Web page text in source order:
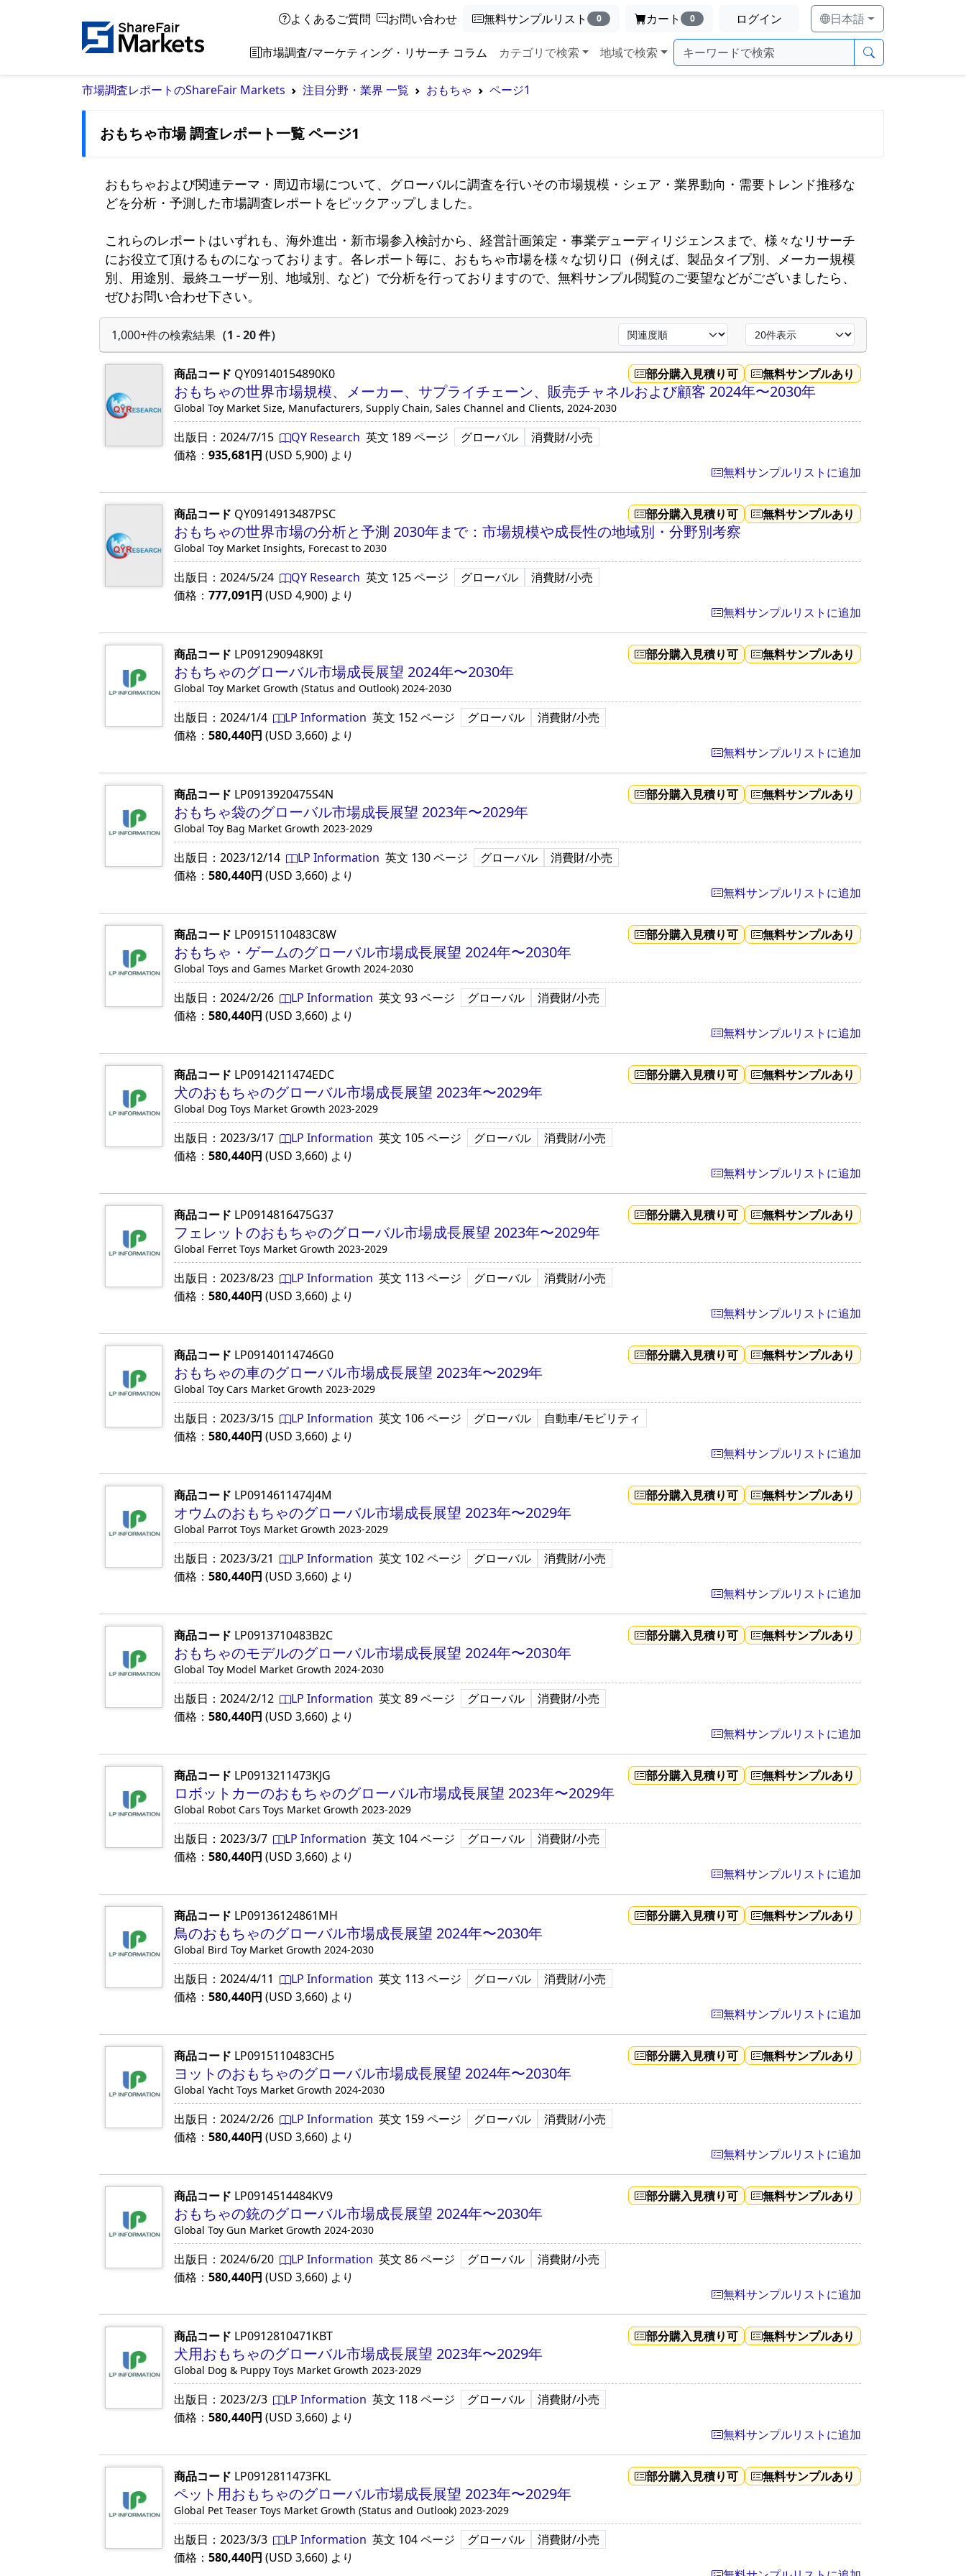
よくあるご質問 お問い合わせ 無料サンプルリスト 0 カート 0 ログイン 日本語
市場調査/マーケティング・リサーチ コラム カテゴリで検索 地域で検索
市場調査レポートのShareFair Markets 注目分野・業界 一覧 おもちゃ ページ1
おもちゃ市場 調査レポート一覧 ページ1
おもちゃおよび関連テーマ・周辺市場について、グローバルに調査を行いその市場規模・シェア・業界動向・需要トレンド推移な
どを分析・予測した市場調査レポートをピックアップしました。
これらのレポートはいずれも、海外進出・新市場参入検討から、経営計画策定・事業デューディリジェンスまで、様々なリサーチ
にお役立て頂けるものになっております。各レポート毎に、おもちゃ市場を様々な切り口（例えば、製品タイプ別、メーカー規模
別、用途別、最終ユーザー別、地域別、など）で分析を行っておりますので、無料サンプル閲覧のご要望などがございましたら、
ぜひお問い合わせ下さい。
1,000+件の検索結果 （1 - 20 件）
商品コード QY09140154890K0 部分購入見積り可 無料サンプルあり
おもちゃの世界市場規模、メーカー、サプライチェーン、販売チャネルおよび顧客 2024年〜2030年
Global Toy Market Size, Manufacturers, Supply Chain, Sales Channel and Clients, 2024-2030
出版日： 2024/7/15 QY Research 英文 189 ページ グローバル
消費財/小売
価格： 935,681円 (USD 5,900) より
無料サンプルリストに追加
商品コード QY0914913487PSC 部分購入見積り可 無料サンプルあり
おもちゃの世界市場の分析と予測 2030年まで：市場規模や成長性の地域別・分野別考察
Global Toy Market Insights, Forecast to 2030
出版日： 2024/5/24 QY Research 英文 125 ページ グローバル
消費財/小売
価格： 777,091円 (USD 4,900) より
無料サンプルリストに追加
商品コード LP091290948K9I 部分購入見積り可 無料サンプルあり
おもちゃのグローバル市場成長展望 2024年〜2030年
Global Toy Market Growth (Status and Outlook) 2024-2030
出版日： 2024/1/4 LP Information 英文 152 ページ グローバル
消費財/小売
価格： 580,440円 (USD 3,660) より
無料サンプルリストに追加
商品コード LP0913920475S4N 部分購入見積り可 無料サンプルあり
おもちゃ袋のグローバル市場成長展望 2023年〜2029年
Global Toy Bag Market Growth 2023-2029
出版日： 2023/12/14 LP Information 英文 130 ページ グローバル
消費財/小売
価格： 580,440円 (USD 3,660) より
無料サンプルリストに追加
商品コード LP0915110483C8W 部分購入見積り可 無料サンプルあり
おもちゃ・ゲームのグローバル市場成長展望 2024年〜2030年
Global Toys and Games Market Growth 2024-2030
出版日： 2024/2/26 LP Information 英文 93 ページ グローバル
消費財/小売
価格： 580,440円 (USD 3,660) より
無料サンプルリストに追加
商品コード LP0914211474EDC 部分購入見積り可 無料サンプルあり
犬のおもちゃのグローバル市場成長展望 2023年〜2029年
Global Dog Toys Market Growth 2023-2029
出版日： 2023/3/17 LP Information 英文 105 ページ グローバル
消費財/小売
価格： 580,440円 (USD 3,660) より
無料サンプルリストに追加
商品コード LP0914816475G37 部分購入見積り可 無料サンプルあり
フェレットのおもちゃのグローバル市場成長展望 2023年〜2029年
Global Ferret Toys Market Growth 2023-2029
出版日： 2023/8/23 LP Information 英文 113 ページ グローバル
消費財/小売
価格： 580,440円 (USD 3,660) より
無料サンプルリストに追加
商品コード LP09140114746G0 部分購入見積り可 無料サンプルあり
おもちゃの車のグローバル市場成長展望 2023年〜2029年
Global Toy Cars Market Growth 2023-2029
出版日： 2023/3/15 LP Information 英文 106 ページ グローバル
自動車/モビリティ
価格： 580,440円 (USD 3,660) より
無料サンプルリストに追加
商品コード LP0914611474J4M 部分購入見積り可 無料サンプルあり
オウムのおもちゃのグローバル市場成長展望 2023年〜2029年
Global Parrot Toys Market Growth 2023-2029
出版日： 2023/3/21 LP Information 英文 102 ページ グローバル
消費財/小売
価格： 580,440円 (USD 3,660) より
無料サンプルリストに追加
商品コード LP0913710483B2C 部分購入見積り可 無料サンプルあり
おもちゃのモデルのグローバル市場成長展望 2024年〜2030年
Global Toy Model Market Growth 2024-2030
出版日： 2024/2/12 LP Information 英文 89 ページ グローバル
消費財/小売
価格： 580,440円 (USD 3,660) より
無料サンプルリストに追加
商品コード LP0913211473KJG 部分購入見積り可 無料サンプルあり
ロボットカーのおもちゃのグローバル市場成長展望 2023年〜2029年
Global Robot Cars Toys Market Growth 2023-2029
出版日： 2023/3/7 LP Information 英文 104 ページ グローバル
消費財/小売
価格： 580,440円 (USD 3,660) より
無料サンプルリストに追加
商品コード LP09136124861MH 部分購入見積り可 無料サンプルあり
鳥のおもちゃのグローバル市場成長展望 2024年〜2030年
Global Bird Toy Market Growth 2024-2030
出版日： 2024/4/11 LP Information 英文 113 ページ グローバル
消費財/小売
価格： 580,440円 (USD 3,660) より
無料サンプルリストに追加
商品コード LP0915110483CH5 部分購入見積り可 無料サンプルあり
ヨットのおもちゃのグローバル市場成長展望 2024年〜2030年
Global Yacht Toys Market Growth 2024-2030
出版日： 2024/2/26 LP Information 英文 159 ページ グローバル
消費財/小売
価格： 580,440円 (USD 3,660) より
無料サンプルリストに追加
商品コード LP0914514484KV9 部分購入見積り可 無料サンプルあり
おもちゃの銃のグローバル市場成長展望 2024年〜2030年
Global Toy Gun Market Growth 2024-2030
出版日： 2024/6/20 LP Information 英文 86 ページ グローバル
消費財/小売
価格： 580,440円 (USD 3,660) より
無料サンプルリストに追加
商品コード LP0912810471KBT 部分購入見積り可 無料サンプルあり
犬用おもちゃのグローバル市場成長展望 2023年〜2029年
Global Dog & Puppy Toys Market Growth 2023-2029
出版日： 2023/2/3 LP Information 英文 118 ページ グローバル
消費財/小売
価格： 580,440円 (USD 3,660) より
無料サンプルリストに追加
商品コード LP0912811473FKL 部分購入見積り可 無料サンプルあり
ペット用おもちゃのグローバル市場成長展望 2023年〜2029年
Global Pet Teaser Toys Market Growth (Status and Outlook) 2023-2029
出版日： 2023/3/3 LP Information 英文 104 ページ グローバル
消費財/小売
価格： 580,440円 (USD 3,660) より